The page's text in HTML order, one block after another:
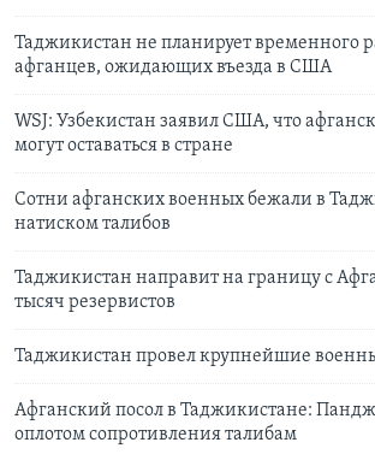
Таджикистан не планирует временного
афганцев, ожидающих въезда в США
WSJ: Узбекистан заявил США, что
могут оставаться в стране
Сотни афганских военных бежали в
натиском талибов
Таджикистан направит на границу с
тысяч резервистов
Таджикистан провел крупнейшие
Афганский посол в Таджикистане:
оплотом сопротивления талибам